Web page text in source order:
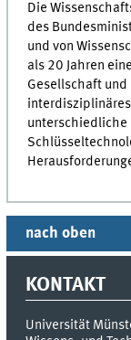
Die
des
und von
als 20 Jahren
Gesellschaft und
unterschiedliche
nach oben
KONTAKT
Universität